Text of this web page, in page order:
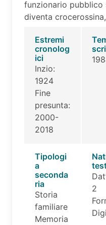
funzionario pubblico
diventa
Estremi
cronolog
ici
Inzio:
1924
Fine
presunta:
2000-
2018
Tipologi
a
seconda
ria
Storia
familiare
Memoria
2